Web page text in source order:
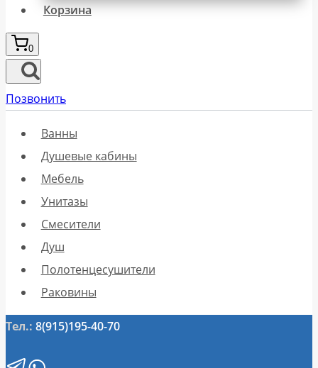
Корзина
0
Позвонить
Ванны
Душевые кабины
Мебель
Унитазы
Смесители
Душ
Полотенцесушители
Раковины
Тел.: 8(915)195-40-70